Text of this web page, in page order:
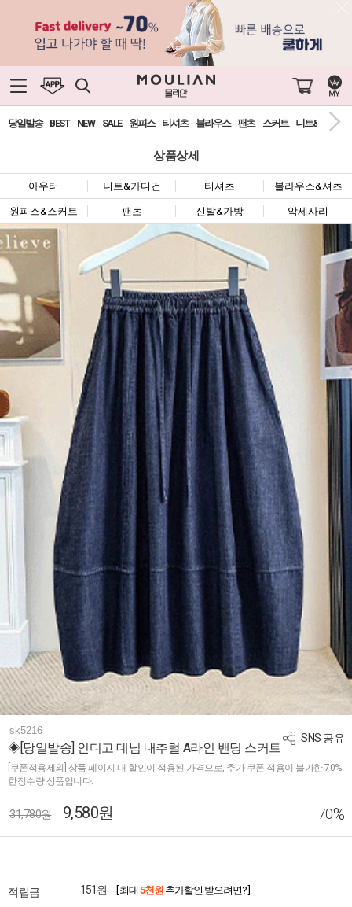
당일발송 BEST NEW SALE 원피스 티셔츠 블라우스 팬츠 스커트 니트&가디건
상품상세
아우터 니트&가디건 티셔츠 블라우스&셔츠
원피스&스커트 팬츠 신발&가방 악세사리
SNS 공유
sk5216
◈[당일발송] 인디고 데님 내추럴 A라인 밴딩 스커트
[쿠폰적용제외] 상품 페이지 내 할인이 적용된 가격으로, 추가 쿠폰 적용이 불가한 70%
한정수량 상품입니다.
31,780원 9,580원 70%
적립금 151원 [ 최대 5천원 추가할인 받으려면? ]